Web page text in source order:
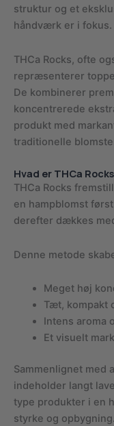
struktur og et
håndværk er i fokus.
THCa Rocks, ofte
repræsenterer
De kombinerer
koncentrerede
produkt med
traditionelle
Hvad er THCa
THCa Rocks
en hampblomst
derefter dækkes
Denne metode
Meget høj
Tæt, kompakt
Intens aroma
Et visuelt
Sammenlignet med
indeholder langt
type produkter i en
styrke og opbygning.